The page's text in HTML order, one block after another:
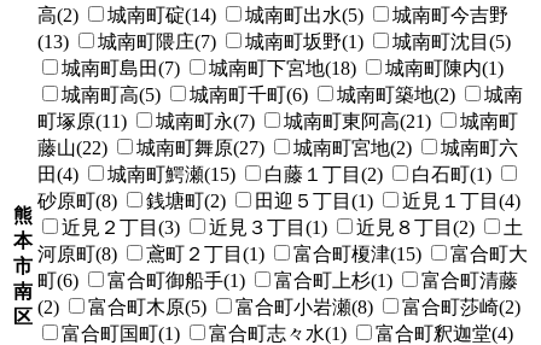
熊
本
市
南
区
高(2) 城南町碇(14) 城南町出水(5)
城南町今吉野
(13)
城南町隈庄(7) 城南町坂野(1)
城南町沈目(5)
城南町島田(7)
城南町下宮地(18)
城南町陳内(1)
城南町高(5)
城南町千町(6) 城南町築地(2)
城南
町塚原(11)
城南町永(7) 城南町東阿高(21)
城南町
藤山(22)
城南町舞原(27) 城南町宮地(2)
城南町六
田(4)
城南町鰐瀬(15) 白藤１丁目(2)
白石町(1)
砂原町(8)
銭塘町(2) 田迎５丁目(1)
近見１丁目(4)
近見２丁目(3)
近見３丁目(1) 近見８丁目(2)
土
河原町(8)
鳶町２丁目(1) 富合町榎津(15)
富合町大
町(6)
富合町御船手(1) 富合町上杉(1)
富合町清藤
(2)
富合町木原(5) 富合町小岩瀬(8)
富合町莎崎(2)
富合町国町(1)
富合町志々水(1)
富合町釈迦堂(4)